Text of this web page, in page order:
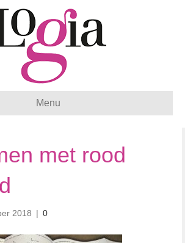
Menu
met rood
2018 | 0